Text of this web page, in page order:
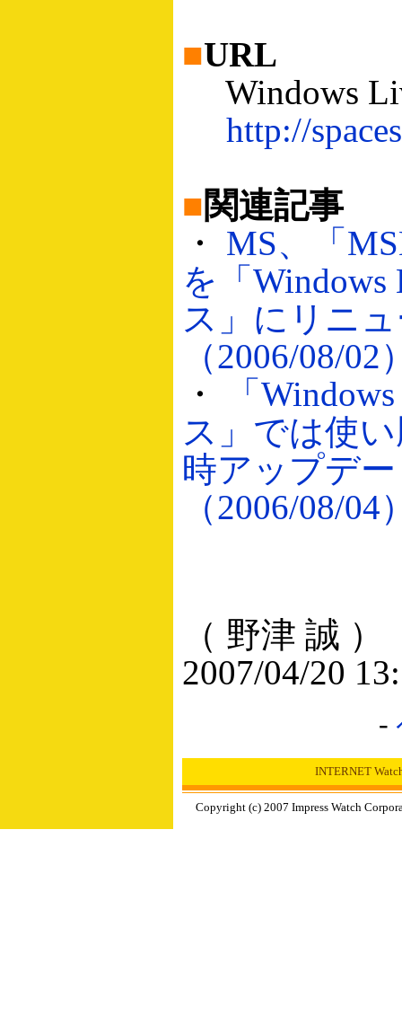
■URL
Windows
http://
■関連記事
・ MS、「
を「
ス」にリニ
（2006/08/02
・
「
ス」では使
時アップデ
（2006/08/04
（ 野津 誠 ）
2007/04/20
-
INTERNET
Copyright (c) 2007 Impress Watch